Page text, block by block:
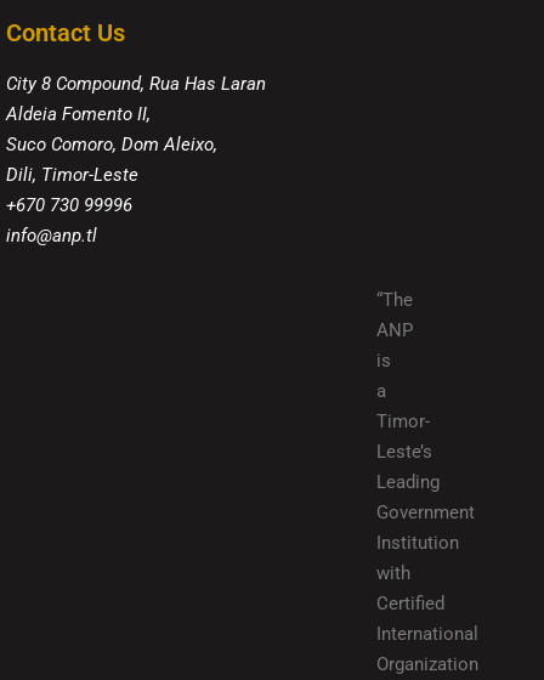
Contact Us
City 8 Compound, Rua Has Laran
Aldeia Fomento II,
Suco Comoro, Dom Aleixo,
Dili, Timor-Leste
+670 730 99996
info@anp.tl
“The
ANP
is
a
Timor-
Leste’s
Leading
Government
Institution
with
Certified
International
Organization